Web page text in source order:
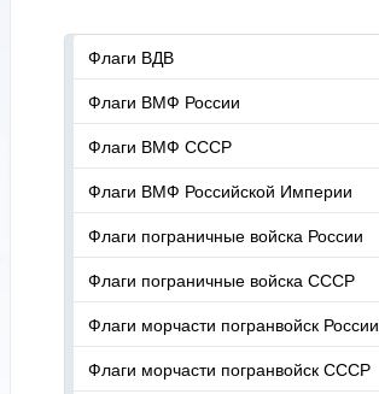
Флаги ВДВ
Флаги ВМФ России
Флаги ВМФ СССР
Флаги ВМФ Российской Империи
Флаги пограничные войска России
Флаги пограничные войска СССР
Флаги морчасти погранвойск России
Флаги морчасти погранвойск СССР